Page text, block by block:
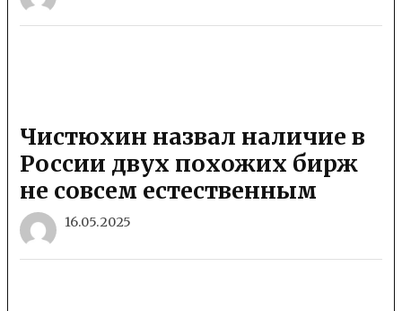
Чистюхин назвал наличие в
России двух похожих бирж
не совсем естественным
16.05.2025